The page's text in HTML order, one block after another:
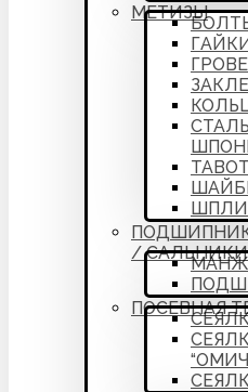
МЕТИЗЫ
СТАЛЬ
/ САЛЬНИКИ
ПОСЕВНАЯ